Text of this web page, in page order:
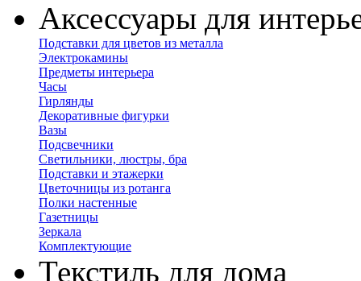
Аксессуары для
Подставки для цветов из металла
Электрокамины
Предметы интерьера
Часы
Гирлянды
Декоративные фигурки
Вазы
Подсвечники
Светильники, люстры, бра
Подставки и этажерки
Цветочницы из ротанга
Полки настенные
Газетницы
Зеркала
Комплектующие
Текстиль для дома